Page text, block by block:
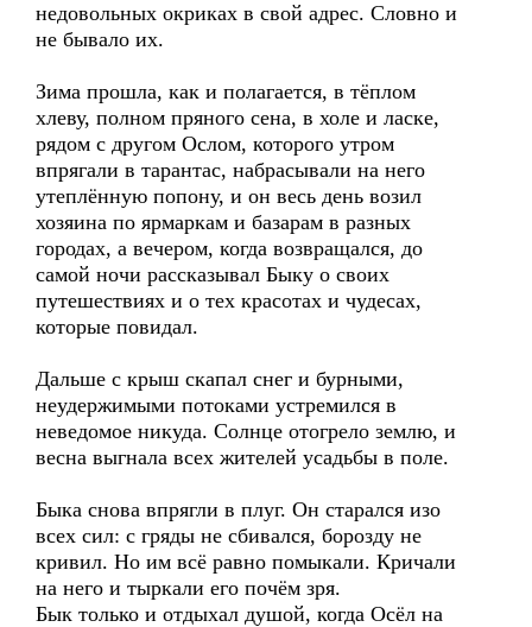
недовольных окриках в свой адрес. Словно и
не бывало их.
Зима прошла, как и полагается, в тёплом
хлеву, полном пряного сена, в холе и ласке,
рядом с другом Ослом, которого утром
впрягали в тарантас, набрасывали на него
утеплённую попону, и он весь день возил
хозяина по ярмаркам и базарам в разных
городах, а вечером, когда возвращался, до
самой ночи рассказывал Быку о своих
путешествиях и о тех красотах и чудесах,
которые повидал.
Дальше с крыш скапал снег и бурными,
неудержимыми потоками устремился в
неведомое никуда. Солнце отогрело землю, и
весна выгнала всех жителей усадьбы в поле.
Быка снова впрягли в плуг. Он старался изо
всех сил: с гряды не сбивался, борозду не
кривил. Но им всё равно помыкали. Кричали
на него и тыркали его почём зря.
Бык только и отдыхал душой, когда Осёл на